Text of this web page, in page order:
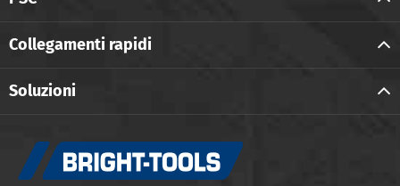
Collegamenti rapidi
Soluzioni